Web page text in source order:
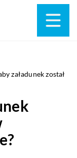
załadunek został